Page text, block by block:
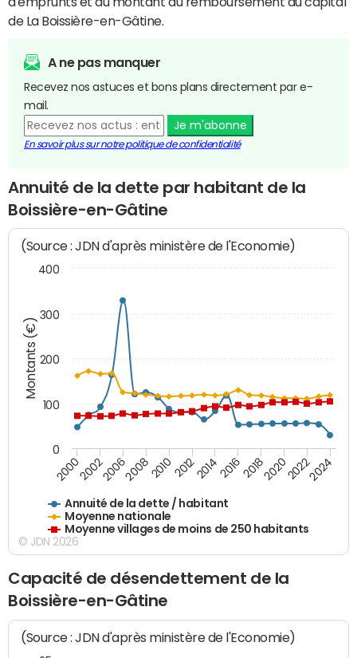
de La Boissière-en-Gâtine.
A ne pas manquer
Recevez nos astuces et bons plans directement par e-
mail.
Je m'abonne
En savoir plus sur notre politique de confidentialité
Annuité de la dette par habitant de la
Boissière-en-Gâtine
Montants (€)
(Source : JDN d'après ministère de l'Economie)
Annuité de la dette / habitant
Moyenne nationale
Moyenne villages de moins de 250 habitants
200020022006200820102012201420162018202020222024
0
100
200
300
400
© JDN 2026
Capacité de désendettement de la
Boissière-en-Gâtine
(Source : JDN d'après ministère de l'Economie)